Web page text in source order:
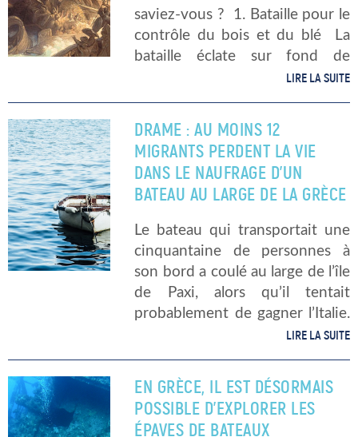
saviez-vous ? 1. Bataille pour le
contrôle du bois et du blé La
bataille éclate sur fond de
révolte de l’Ionie (territoire
LIRE LA SUITE
DRAME : AU MOINS 12
MIGRANTS PERDENT LA VIE
DANS LE NAUFRAGE D’UN
BATEAU AU LARGE DE LA GRÈCE
Le bateau qui transportait une
cinquantaine de personnes à
son bord a coulé au large de l’île
de Paxi, alors qu’il tentait
probablement de gagner l’Italie.
« Jusqu’ici 12 corps ont été
recherche et de secours […]
LIRE LA SUITE
EN GRÈCE, IL EST DÉSORMAIS
POSSIBLE D’EXPLORER LES
ÉPAVES DE BATEAUX